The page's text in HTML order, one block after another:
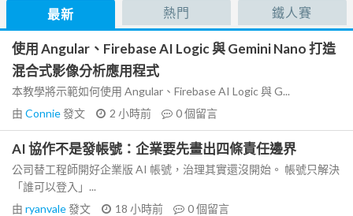
最新 熱門 鐵人賽
使用 Angular、Firebase AI Logic 與 Gemini Nano 打造
混合式影像分析應用程式
本教學將示範如何使用 Angular、Firebase AI Logic 與 G...
由 Connie發文 2 小時前 0個留言
AI 協作不是發帳號：企業要先畫出四條責任邊界
公司替工程師開好企業版 AI 帳號，治理其實還沒開始。 帳號只解決
「誰可以登入」...
由 ryanvale發文 18 小時前 0個留言